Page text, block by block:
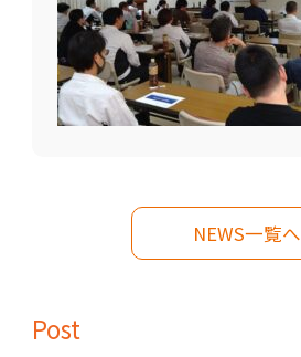
NEWS一覧へ
Post